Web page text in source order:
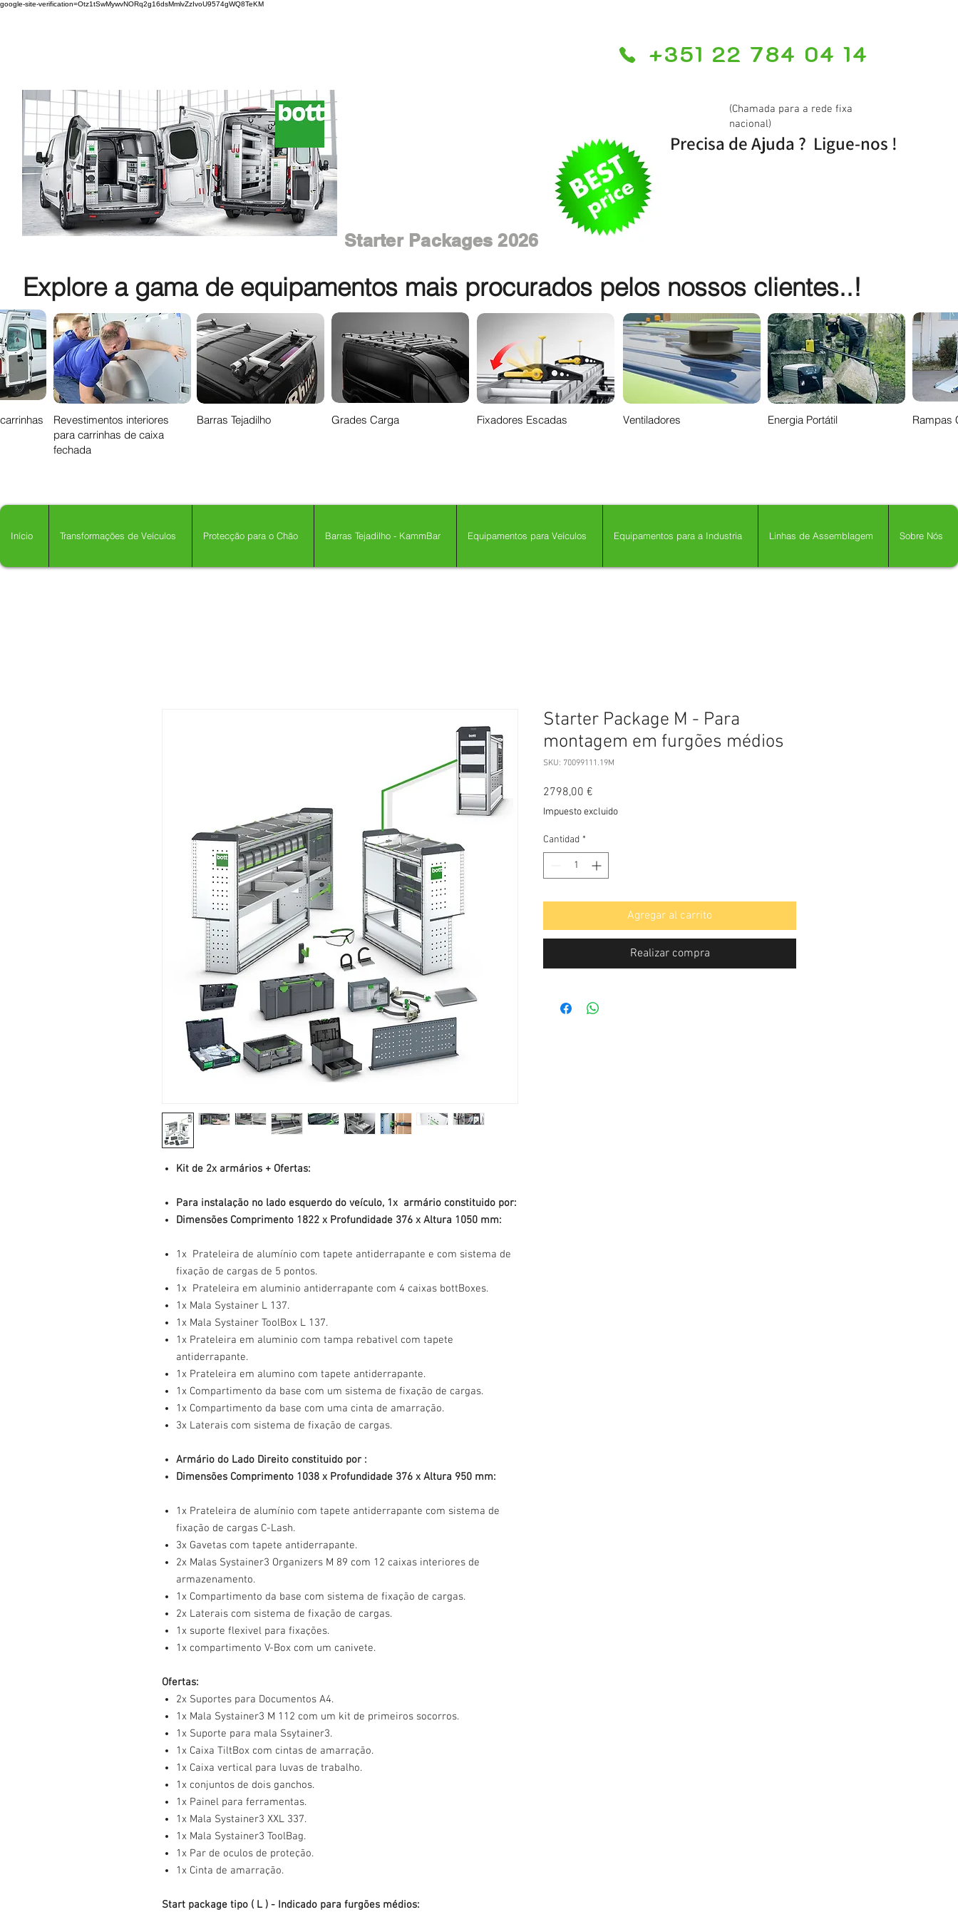
google-site-verification=Otz1tSwMywvNORq2g16dsMmlvZzIvoU9574gWQ8TeKM
+351 22 784 04 14
Starter Packages 2026
(Chamada para a rede fixa
nacional)
Precisa de Ajuda ? Ligue-nos !
Explore a gama de equipamentos mais procurados pelos nossos clientes..!
Revestimentos interiores
para carrinhas de caixa
fechada
Barras Tejadilho Grades Carga Fixadores Escadas Ventiladores Energia Portátil Rampas
Início Transformações de Veículos Protecção para o Chão Barras Tejadilho - KammBar Equipamentos para Veículos Equipamentos para a Industria Linhas de Assemblagem Sobre Nós
Kit de 2x armários + Ofertas:
Para instalação no lado esquerdo do veículo, 1x armário constituido por:
Dimensões Comprimento 1822 x Profundidade 376 x Altura 1050 mm:
1x Prateleira de alumínio com tapete antiderrapante e com sistema de
fixação de cargas de 5 pontos.
1x Prateleira em aluminio antiderrapante com 4 caixas bottBoxes.
1x Mala Systainer L 137.
1x Mala Systainer ToolBox L 137.
1x Prateleira em aluminio com tampa rebativel com tapete
antiderrapante.
1x Prateleira em alumino com tapete antiderrapante.
1x Compartimento da base com um sistema de fixação de cargas.
1x Compartimento da base com uma cinta de amarração.
3x Laterais com sistema de fixação de cargas.
Armário do Lado Direito constituido por :
Dimensões Comprimento 1038 x Profundidade 376 x Altura 950 mm:
1x Prateleira de alumínio com tapete antiderrapante com sistema de
fixação de cargas C-Lash.
3x Gavetas com tapete antiderrapante.
2x Malas Systainer3 Organizers M 89 com 12 caixas interiores de
armazenamento.
1x Compartimento da base com sistema de fixação de cargas.
2x Laterais com sistema de fixação de cargas.
1x suporte flexivel para fixações.
1x compartimento V-Box com um canivete.
Ofertas:
2x Suportes para Documentos A4.
1x Mala Systainer3 M 112 com um kit de primeiros socorros.
1x Suporte para mala Ssytainer3.
1x Caixa TiltBox com cintas de amarração.
1x Caixa vertical para luvas de trabalho.
1x conjuntos de dois ganchos.
1x Painel para ferramentas.
1x Mala Systainer3 XXL 337.
1x Mala Systainer3 ToolBag.
1x Par de oculos de proteção.
1x Cinta de amarração.
Start package tipo ( L ) - Indicado para furgões médios:
Starter Package M - Para
montagem em furgões médios
SKU: 70099111.19M
2798,00 €
Impuesto excluido
Cantidad *
Agregar al carrito
Realizar compra